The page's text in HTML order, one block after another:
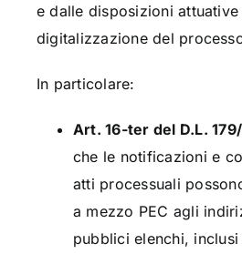
e dalle disposizioni
digitalizzazione del
In particolare:
Art. 16-ter del D.L.
che le notificazioni e
atti processuali
a mezzo PEC agli
pubblici elenchi, inclusi